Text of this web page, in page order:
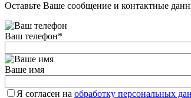
Оставьте Ваше сообщение и контактные
Ваш телефон*
Ваше имя
Я согласен на обработку персональных